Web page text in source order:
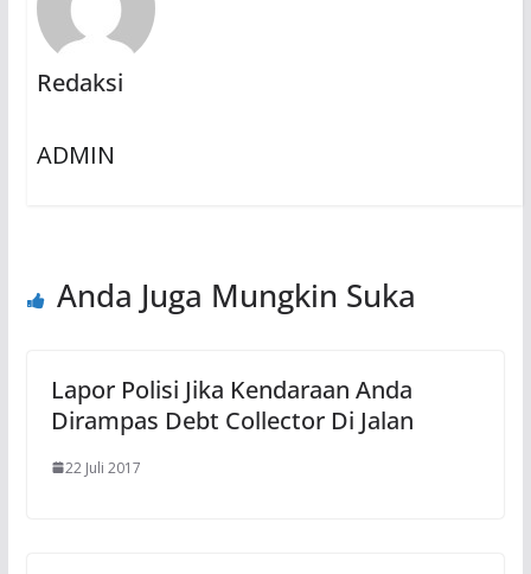
Redaksi
ADMIN
Anda Juga Mungkin Suka
Lapor Polisi Jika Kendaraan Anda
Dirampas Debt Collector Di Jalan
22 Juli 2017